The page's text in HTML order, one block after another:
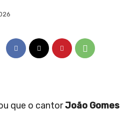
que o cantorJoão Gomes